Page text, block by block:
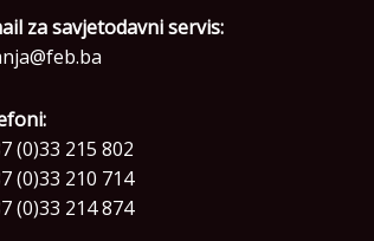
za savjetodavni servis:
(0)33 215 802
(0)33 210 714
(0)33 214 874